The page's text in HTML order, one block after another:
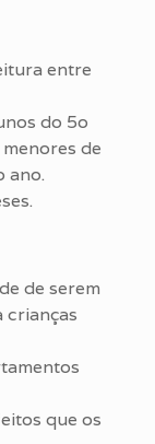
entre
do 5o
de
ano.
de serem
crianças
que os